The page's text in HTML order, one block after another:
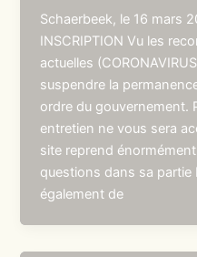
Schaerbeek, le 16 mars
INSCRIPTION Vu les
actuelles
suspendre la
ordre du gouvernement.
entretien ne vous sera
site reprend
questions dans sa partie
également de